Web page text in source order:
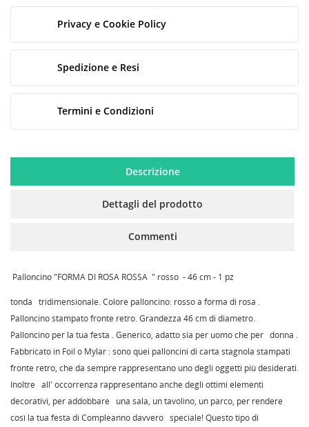
Privacy e Cookie Policy
Spedizione e Resi
Termini e Condizioni
Descrizione
Dettagli del prodotto
Commenti
Palloncino "FORMA DI ROSA ROSSA " rosso - 46 cm - 1 pz
tonda tridimensionale. Colore palloncino: rosso a forma di rosa .
Palloncino stampato fronte retro. Grandezza 46 cm di diametro.
Palloncino per la tua festa . Generico, adatto sia per uomo che per donna .
Fabbricato in Foil o Mylar : sono quei palloncini di carta stagnola stampati
fronte retro, che da sempre rappresentano uno degli oggetti più desiderati.
Inoltre all' occorrenza rappresentano anche degli ottimi elementi
decorativi, per addobbare una sala, un tavolino, un parco, per rendere
così la tua festa di Compleanno davvero speciale! Questo tipo di
CREA LISTA DEI DESIDERI
Annulla Crea lista dei desideri
nella tua lista dei desideri.
Annulla Accedi